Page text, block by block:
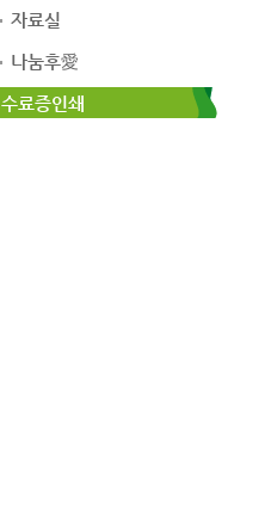
자료실
나눔후愛
수료증인쇄